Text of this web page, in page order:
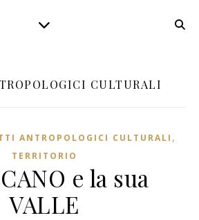
CULTURALI
ANTROPOLOGICI CULTURALI ,
TERRITORIO
e la sua
VALLE